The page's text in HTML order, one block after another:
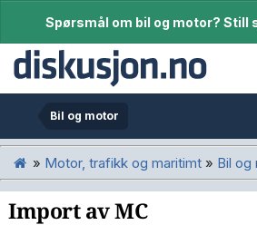
Spørsmål om bil og motor? Still
Bil og motor
» Motor, trafikk og maritimt » Bil og
Import av MC